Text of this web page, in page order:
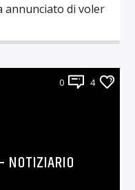
annunciato di voler
0 4
NOTIZIARIO